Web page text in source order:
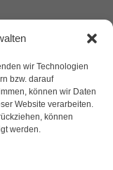
wir Technologien
bzw. darauf
können wir Daten
Website verarbeiten.
können
werden.